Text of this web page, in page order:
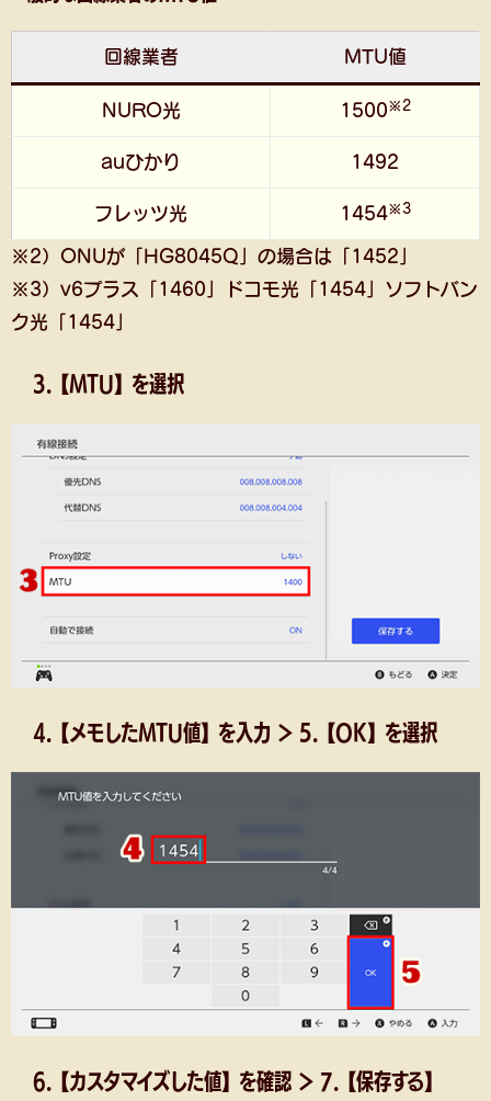
回線業者 MTU値
NURO光 1500※2
auひかり 1492
フレッツ光 1454※3
※2）ONUが「HG8045Q」の場合は「1452」
※3）v6プラス「1460」ドコモ光「1454」ソフトバン
ク光「1454」
3.【MTU】を選択
4.【メモしたMTU値】を入力 ＞ 5.【OK】を選択
6.【カスタマイズした値】を確認 ＞ 7.【保存する】